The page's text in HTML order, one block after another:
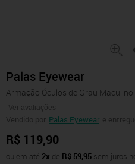
Palas Eyewear
Armação Óculos de Grau
Ver avaliações
Vendido por Palas Eyewear e
R$ 119,90
ou em até 2x de R$ 59,95 sem juros